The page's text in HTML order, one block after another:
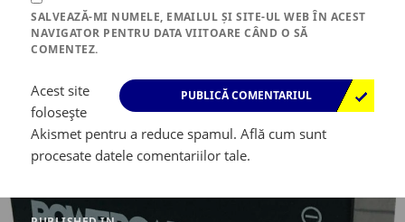
SALVEAZĂ-MI NUMELE, EMAILUL ȘI SITE-UL WEB ÎN ACEST
NAVIGATOR PENTRU DATA VIITOARE CÂND O SĂ
COMENTEZ.
Acest site
folosește
Akismet pentru a reduce spamul.Află cum sunt
procesate datele comentariilor tale.
Navigare